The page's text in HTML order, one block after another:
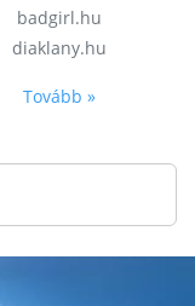
badgirl.hu
diaklany.hu
Tovább »